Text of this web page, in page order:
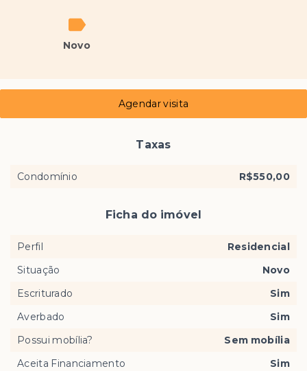
Novo
Agendar visita
Taxas
Condomínio R$550,00
Ficha do imóvel
Perfil
Residencial
Situação
Novo
Escriturado
Sim
Averbado
Sim
Possui mobília?
Sem mobília
Aceita Financiamento
Sim